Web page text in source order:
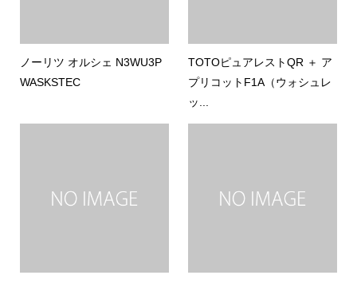
ノーリツ オルシェ N3WU3P
WASKSTEC
TOTOピュアレストQR ＋ ア
プリコットF1A（ウォシュレ
ッ...